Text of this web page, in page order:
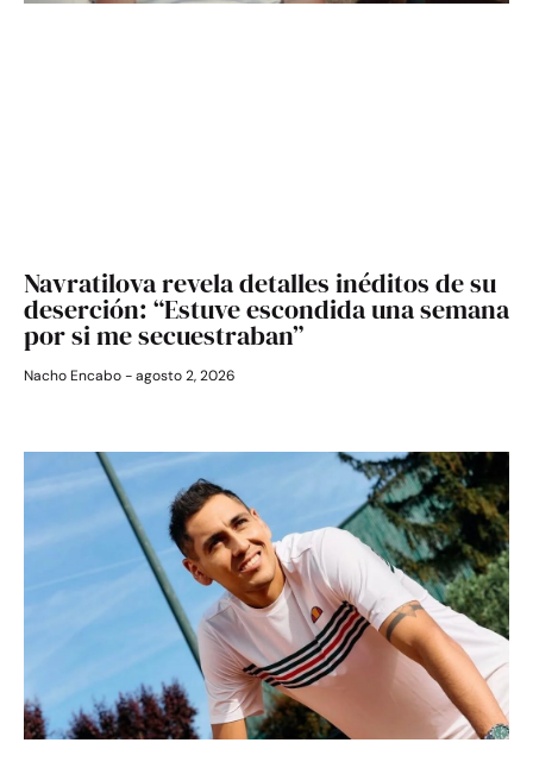
Navratilova revela detalles inéditos de su
deserción: “Estuve escondida una semana
por si me secuestraban”
Nacho Encabo agosto 2, 2026